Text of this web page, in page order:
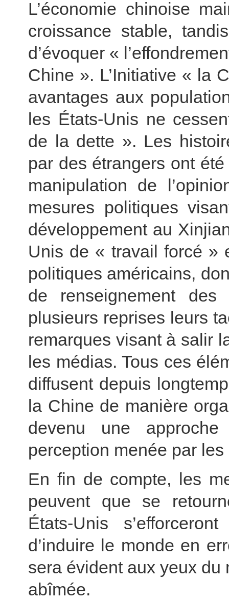
L’économie chinoise
croissance stable,
d’évoquer «
Chine ». L’Initiative « la
avantages aux
les États-Unis ne
de la dette ». Les
par des étrangers ont
manipulation de
mesures politiques
développement au
Unis de « travail forcé »
politiques américains,
de renseignement
plusieurs reprises leurs
remarques visant à salir
les médias. Tous ces
diffusent depuis
la Chine de manière
devenu une
perception menée par
En fin de compte, les
peuvent que se
États-Unis
d’induire le monde en
sera évident aux yeux
abîmée.